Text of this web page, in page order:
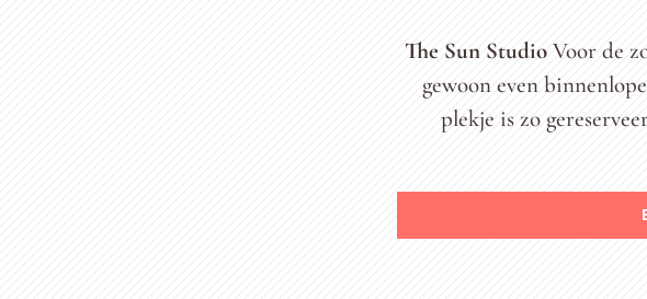
The Sun StudioVoor de
gewoon even
plekje is zo